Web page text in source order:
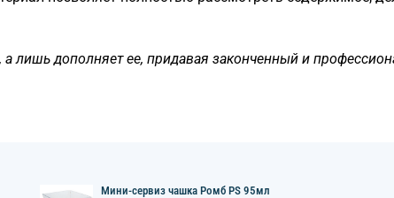
а лишь дополняет ее, придавая законченный и
Мини-сервиз чашка Ромб PS 95мл